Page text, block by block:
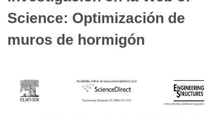
Science: Optimización de
muros de hormigón